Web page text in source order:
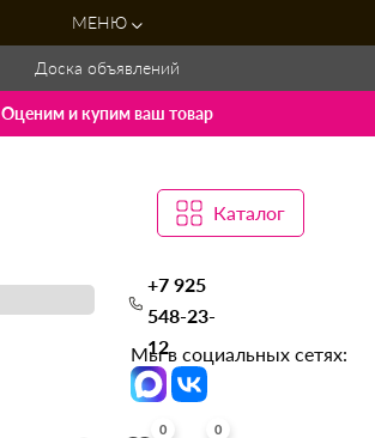
МЕНЮ
Доска объявлений
Оценим и купим ваш товар
Каталог
+7 925
548-23-
12
Мы в социальных сетях:
0 0